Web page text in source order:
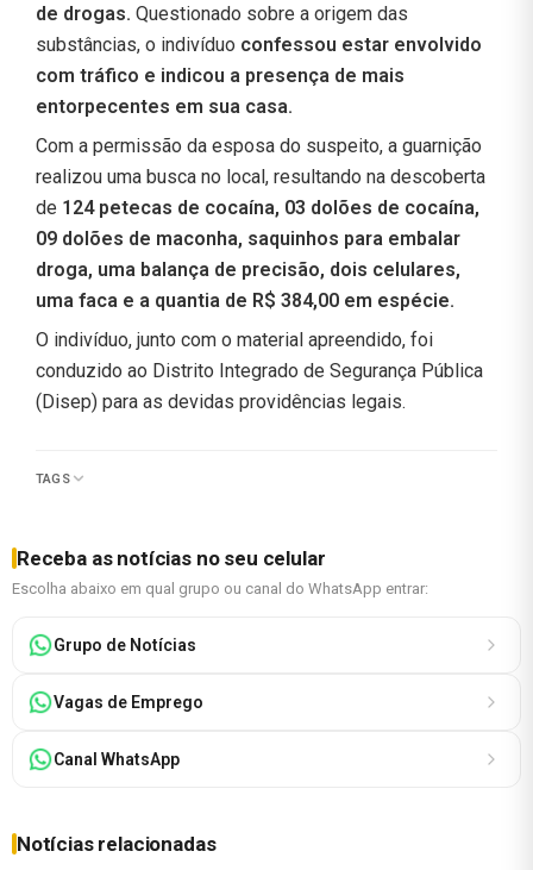
de drogas. Questionado sobre a origem das
substâncias, o indivíduo confessou estar envolvido
com tráfico e indicou a presença de mais
entorpecentes em sua casa.
Com a permissão da esposa do suspeito, a guarnição
realizou uma busca no local, resultando na descoberta
de 124 petecas de cocaína, 03 dolões de cocaína,
09 dolões de maconha, saquinhos para embalar
droga, uma balança de precisão, dois celulares,
uma faca e a quantia de R$ 384,00 em espécie.
O indivíduo, junto com o material apreendido, foi
conduzido ao Distrito Integrado de Segurança Pública
(Disep) para as devidas providências legais.
TAGS
Receba as notícias no seu celular
Escolha abaixo em qual grupo ou canal do WhatsApp entrar:
Grupo de Notícias
Vagas de Emprego
Canal WhatsApp
Notícias relacionadas